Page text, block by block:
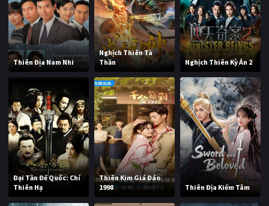
Thiên Địa Nam Nhi
Nghịch Thiên Tà
Thần
Nghịch Thiên Kỳ Án 2
Đại Tần Đế Quốc: Chí
Thiên Hạ
Thiên Kim Giá Đáo
1998
Thiên Địa Kiếm Tâm